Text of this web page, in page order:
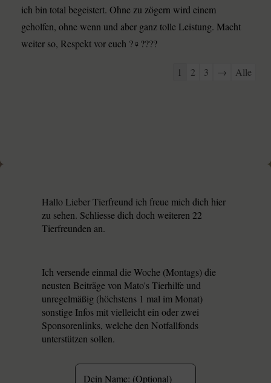
ich bin total begeistert. Ohne zu zögern wird einem
geholfen, ohne wenn und aber ganz tolle Leistung. Macht
weiter so, Respekt vor euch ?‍♀️????
1 2 3 → Alle
Hallo Lieber Tierfreund ich freue mich dich hier
zu sehen. Schliesse dich doch weiteren 22
Tierfreunden an.
Ich versende einmal die Woche (Montags) die
neusten Beiträge von Mato's Tierhilfe und
unregelmäßig (höchstens 1 mal im Monat)
sonstige Infos mit vielleichtein oder zwei
Sponsorenlinks, welche den Notfallfonds
unterstützen sollen.